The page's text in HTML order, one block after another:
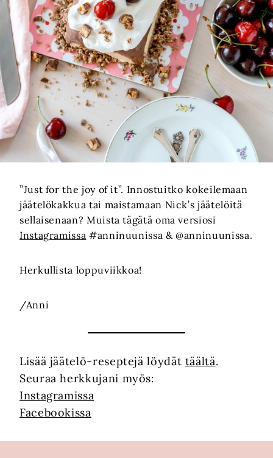
”Just for the joy of it”. Innostuitko kokeilemaan
jäätelökakkua tai maistamaan Nick’s jäätelöitä
sellaisenaan? Muista tägätä oma versiosi
Instagramissa #anninuunissa & @anninuunissa.
Herkullista loppuviikkoa!
/Anni
Lisää jäätelö-reseptejä löydät täältä.
Seuraa herkkujani myös:
Instagramissa
Facebookissa